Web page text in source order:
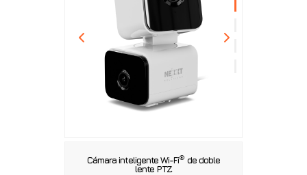
Cámara inteligente Wi-Fi® de doble
lente PTZ